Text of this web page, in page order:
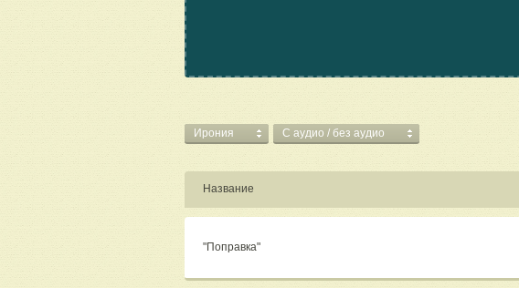
Ирония C аудио / без аудио
Название
"Поправка"